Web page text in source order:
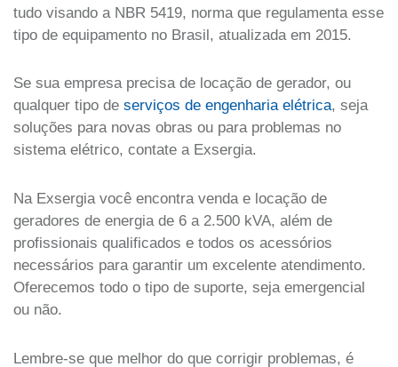
tudo visando a NBR 5419, norma que regulamenta esse
tipo de equipamento no Brasil, atualizada em 2015.
Se sua empresa precisa de locação de gerador, ou
qualquer tipo de serviços de engenharia elétrica, seja
soluções para novas obras ou para problemas no
sistema elétrico, contate a Exsergia.
Na Exsergia você encontra venda e locação de
geradores de energia de 6 a 2.500 kVA, além de
profissionais qualificados e todos os acessórios
necessários para garantir um excelente atendimento.
Oferecemos todo o tipo de suporte, seja emergencial
ou não.
Lembre-se que melhor do que corrigir problemas, é